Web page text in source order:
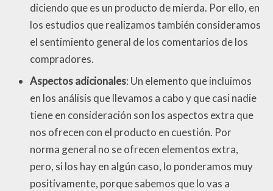
diciendo que es un producto de mierda. Por ello, en
los estudios que realizamos también consideramos
el sentimiento general de los comentarios de los
compradores.
Aspectos adicionales: Un elemento que incluimos
en los análisis que llevamos a cabo y que casi nadie
tiene en consideración son los aspectos extra que
nos ofrecen con el producto en cuestión. Por
norma general no se ofrecen elementos extra,
pero, si los hay en algún caso, lo ponderamos muy
positivamente, porque sabemos que lo vas a